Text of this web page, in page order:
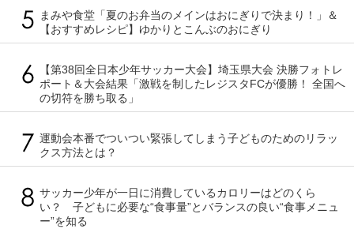
まみや食堂「夏のお弁当のメインはおにぎりで決まり！」＆
【おすすめレシピ】ゆかりとこんぶのおにぎり
【第38回全日本少年サッカー大会】埼玉県大会 決勝フォトレ
ポート＆大会結果「激戦を制したレジスタFCが優勝！ 全国へ
の切符を勝ち取る」
運動会本番でついつい緊張してしまう子どものためのリラッ
クス方法とは？
サッカー少年が一日に消費しているカロリーはどのくら
い？ 子どもに必要な“食事量”とバランスの良い“食事メニュ
ー”を知る